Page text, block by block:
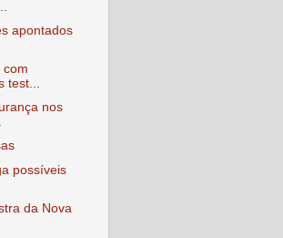
apontados
com
test...
nos
possíveis
da Nova